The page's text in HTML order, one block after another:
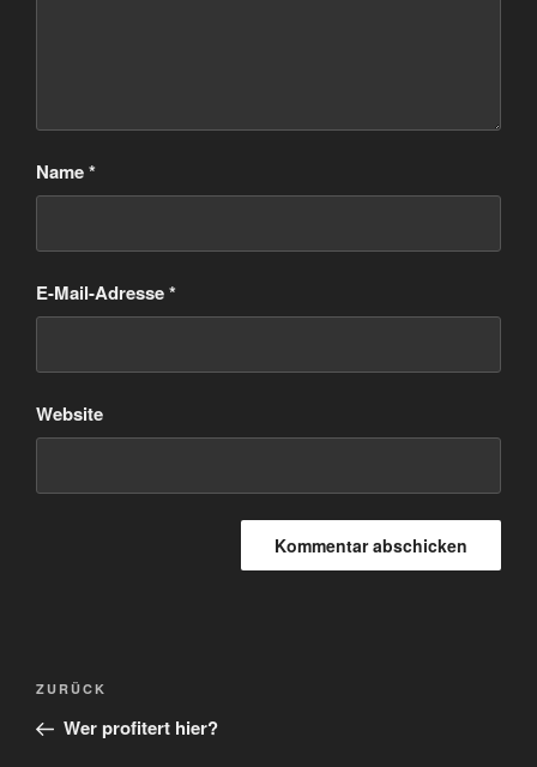
Name*
E-Mail-Adresse*
Website
Beitragsnavigation
Vorheriger
Beitrag
ZURÜCK
Wer profitert hier?